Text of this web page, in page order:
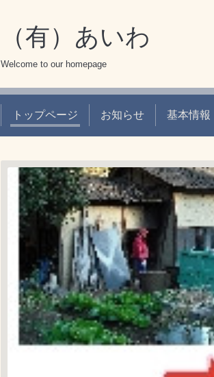
（有）あいわ
Welcome to our homepage
トップページ お知らせ 基本情報